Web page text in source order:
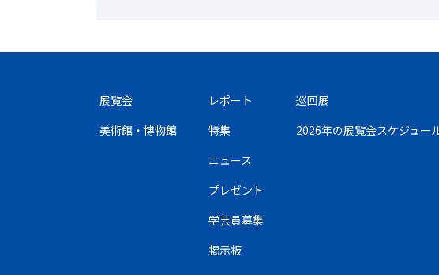
展覧会
美術館・博物館
レポート
特集
ニュース
プレゼント
学芸員募集
掲示板
巡回展
2026年の展覧会スケジュー